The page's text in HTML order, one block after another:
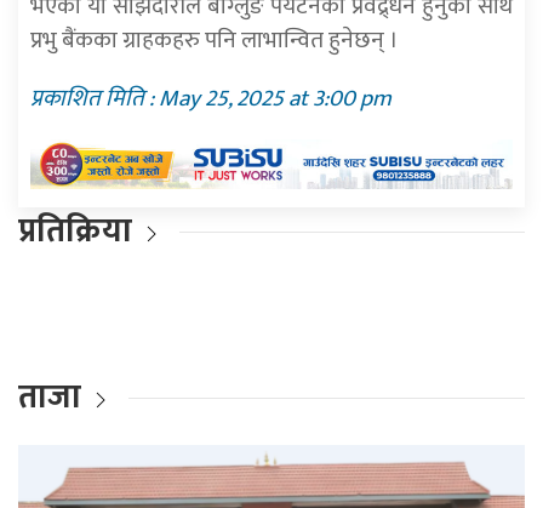
प्रभु बैंकका ग्राहकहरु पनि लाभान्वित हुनेछन् ।
प्रकाशित मिति : May 25, 2025 at 3:00 pm
प्रतिक्रिया
ताजा